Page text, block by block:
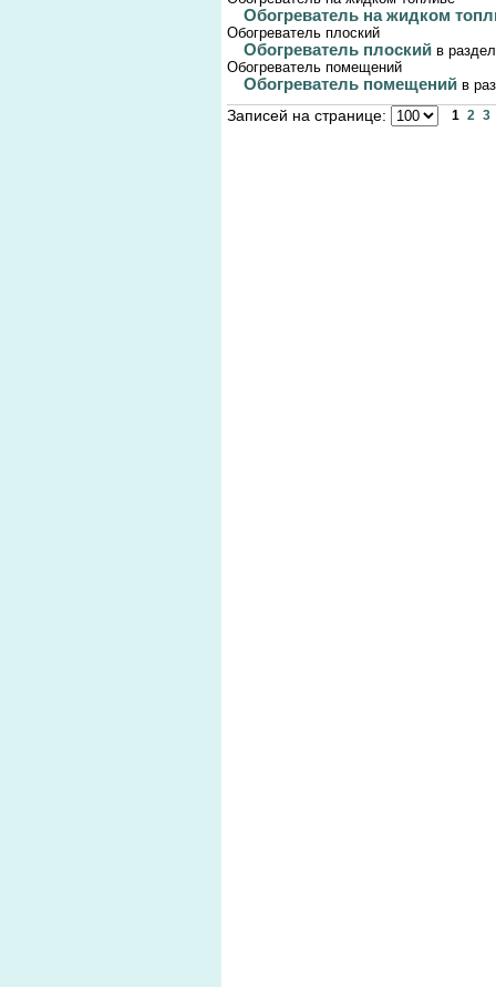
Обогреватель на жидком
Обогреватель плоский
Обогреватель плоский в
Обогреватель помещений
Обогреватель помещений в
Записей на странице: 1 2 3